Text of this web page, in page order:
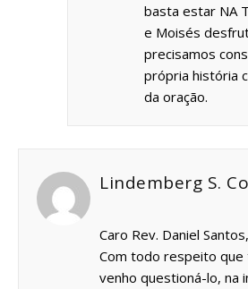
basta estar NA
e Moisés
precisamos
própria história
da oração.
Lindemberg S.
Caro Rev. Daniel
Com todo respeito que
venho questioná-lo, na